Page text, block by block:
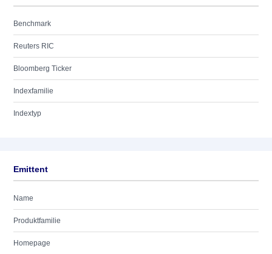
Benchmark
Reuters RIC
Bloomberg Ticker
Indexfamilie
Indextyp
Emittent
Name
Produktfamilie
Homepage